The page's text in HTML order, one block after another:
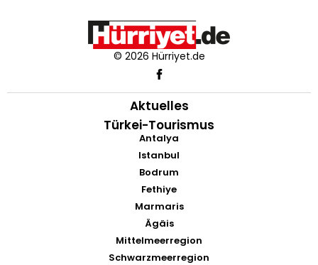
© 2026 Hürriyet.de
Aktuelles
Türkei-Tourismus
Antalya
Istanbul
Bodrum
Fethiye
Marmaris
Ägäis
Mittelmeerregion
Schwarzmeerregion